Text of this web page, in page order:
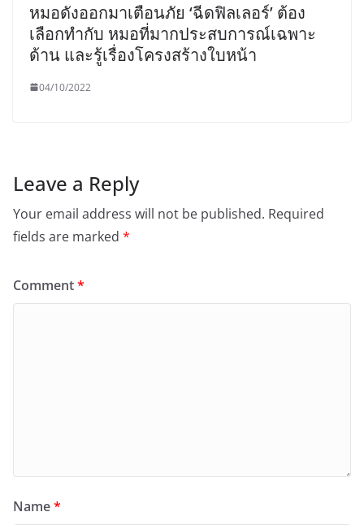
หมอดังออกมาเตือนภัย ‘ฉีดฟิลเลอร์’ ต้อง
เลือกทำกับ หมอที่มากประสบการณ์เฉพาะ
ด้าน และรู้เรื่องโครงสร้างใบหน้า
04/10/2022
Leave a Reply
Your email address will not be published. Required
fields are marked *
Comment*
Name*